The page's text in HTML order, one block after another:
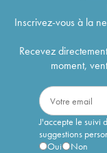
Inscrivez-vous à la
Recevez
moment,
J'accepte le suivi
suggestions
Oui
Non